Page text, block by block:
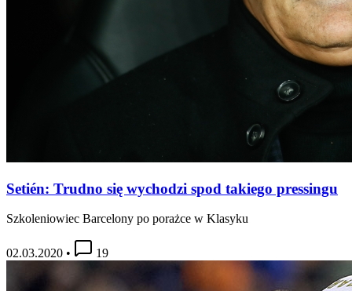
Setién: Trudno się wychodzi spod takiego pressingu
Szkoleniowiec Barcelony po porażce w Klasyku
02.03.2020 • 19